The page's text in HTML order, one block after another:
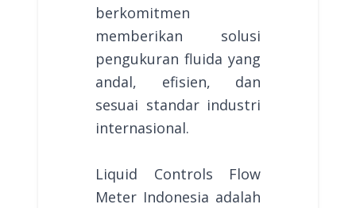
berkomitmen
memberikan solusi
pengukuran fluida yang
andal, efisien, dan
sesuai standar industri
internasional.
Liquid Controls Flow
Meter Indonesia adalah